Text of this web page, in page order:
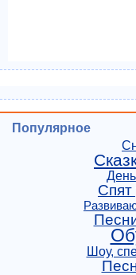
Популярное
Спят
Шоу,